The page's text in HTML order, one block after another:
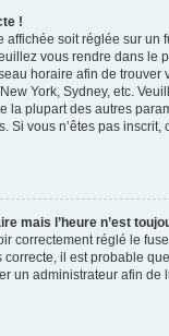
!
affichée soit réglée sur
vous rendre dans le
horaire afin de
York, Sydney, etc.
la plupart des autres
Si vous n’êtes pas inscrit,
mais l’heure n’est
correctement réglé le
correcte, il est probable
un administrateur afin de